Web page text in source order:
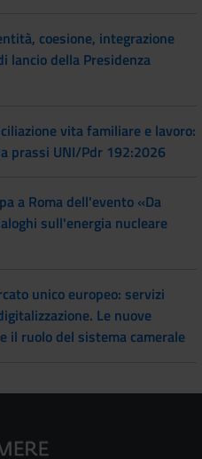
coesione, integrazione
lancio della Presidenza
vita familiare e lavoro:
prassi UNI/Pdr 192:2026
a Roma dell'evento «Da
sull'energia nucleare
unico europeo: servizi
Le nuove
il ruolo del sistema camerale